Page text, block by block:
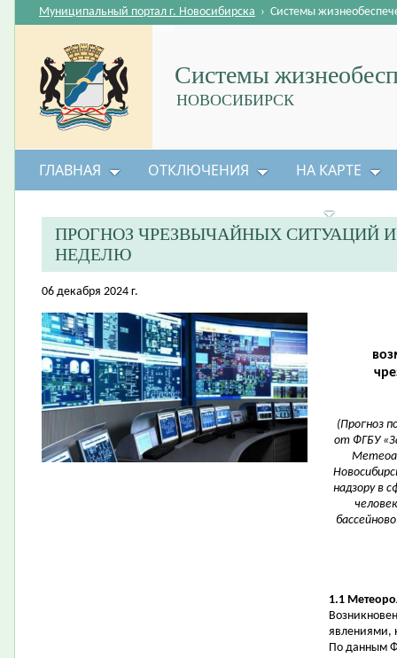
Системы
НОВОСИБИРСК
Муниципальный портал г. Новосибирска › Системы
ГЛАВНАЯ ОТКЛЮЧЕНИЯ НА КАРТЕ
ПРОГНОЗ ЧРЕЗВЫЧАЙНЫХ СИТУАЦИЙ
НЕДЕЛЮ
06 декабря 2024 г.
(Прогноз
от ФГБУ
надзору в
1.1
явлениями,
По данным